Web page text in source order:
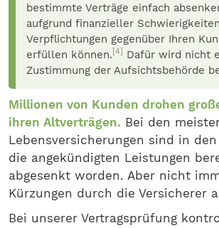
bestimmte Verträge einfach
aufgrund finanzieller
Verpflichtungen gegenüber Ihren
erfüllen können. [4]
Dafür wird nicht
Zustimmung der Aufsichtsbehörde
Millionen von Kunden drohen
ihren Altverträgen. Bei den
Lebensversicherungen sind in
die angekündigten Leistungen
abgesenkt worden. Aber nicht
Kürzungen durch die Versicherer
Bei unserer Vertragsprüfung